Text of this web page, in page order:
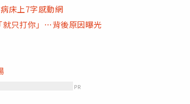
床上7字感動網
只打你」…背後原因曝光
PR